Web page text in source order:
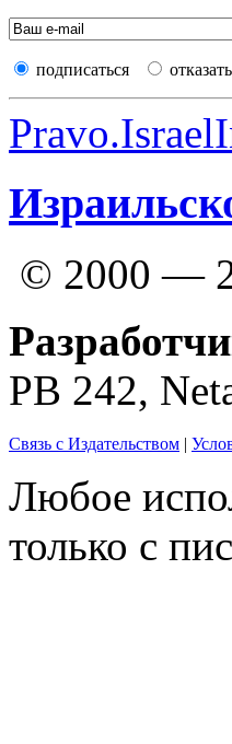
подписаться
© 2000 —
PB 242,
Связь с Издательством |
Любое
только с